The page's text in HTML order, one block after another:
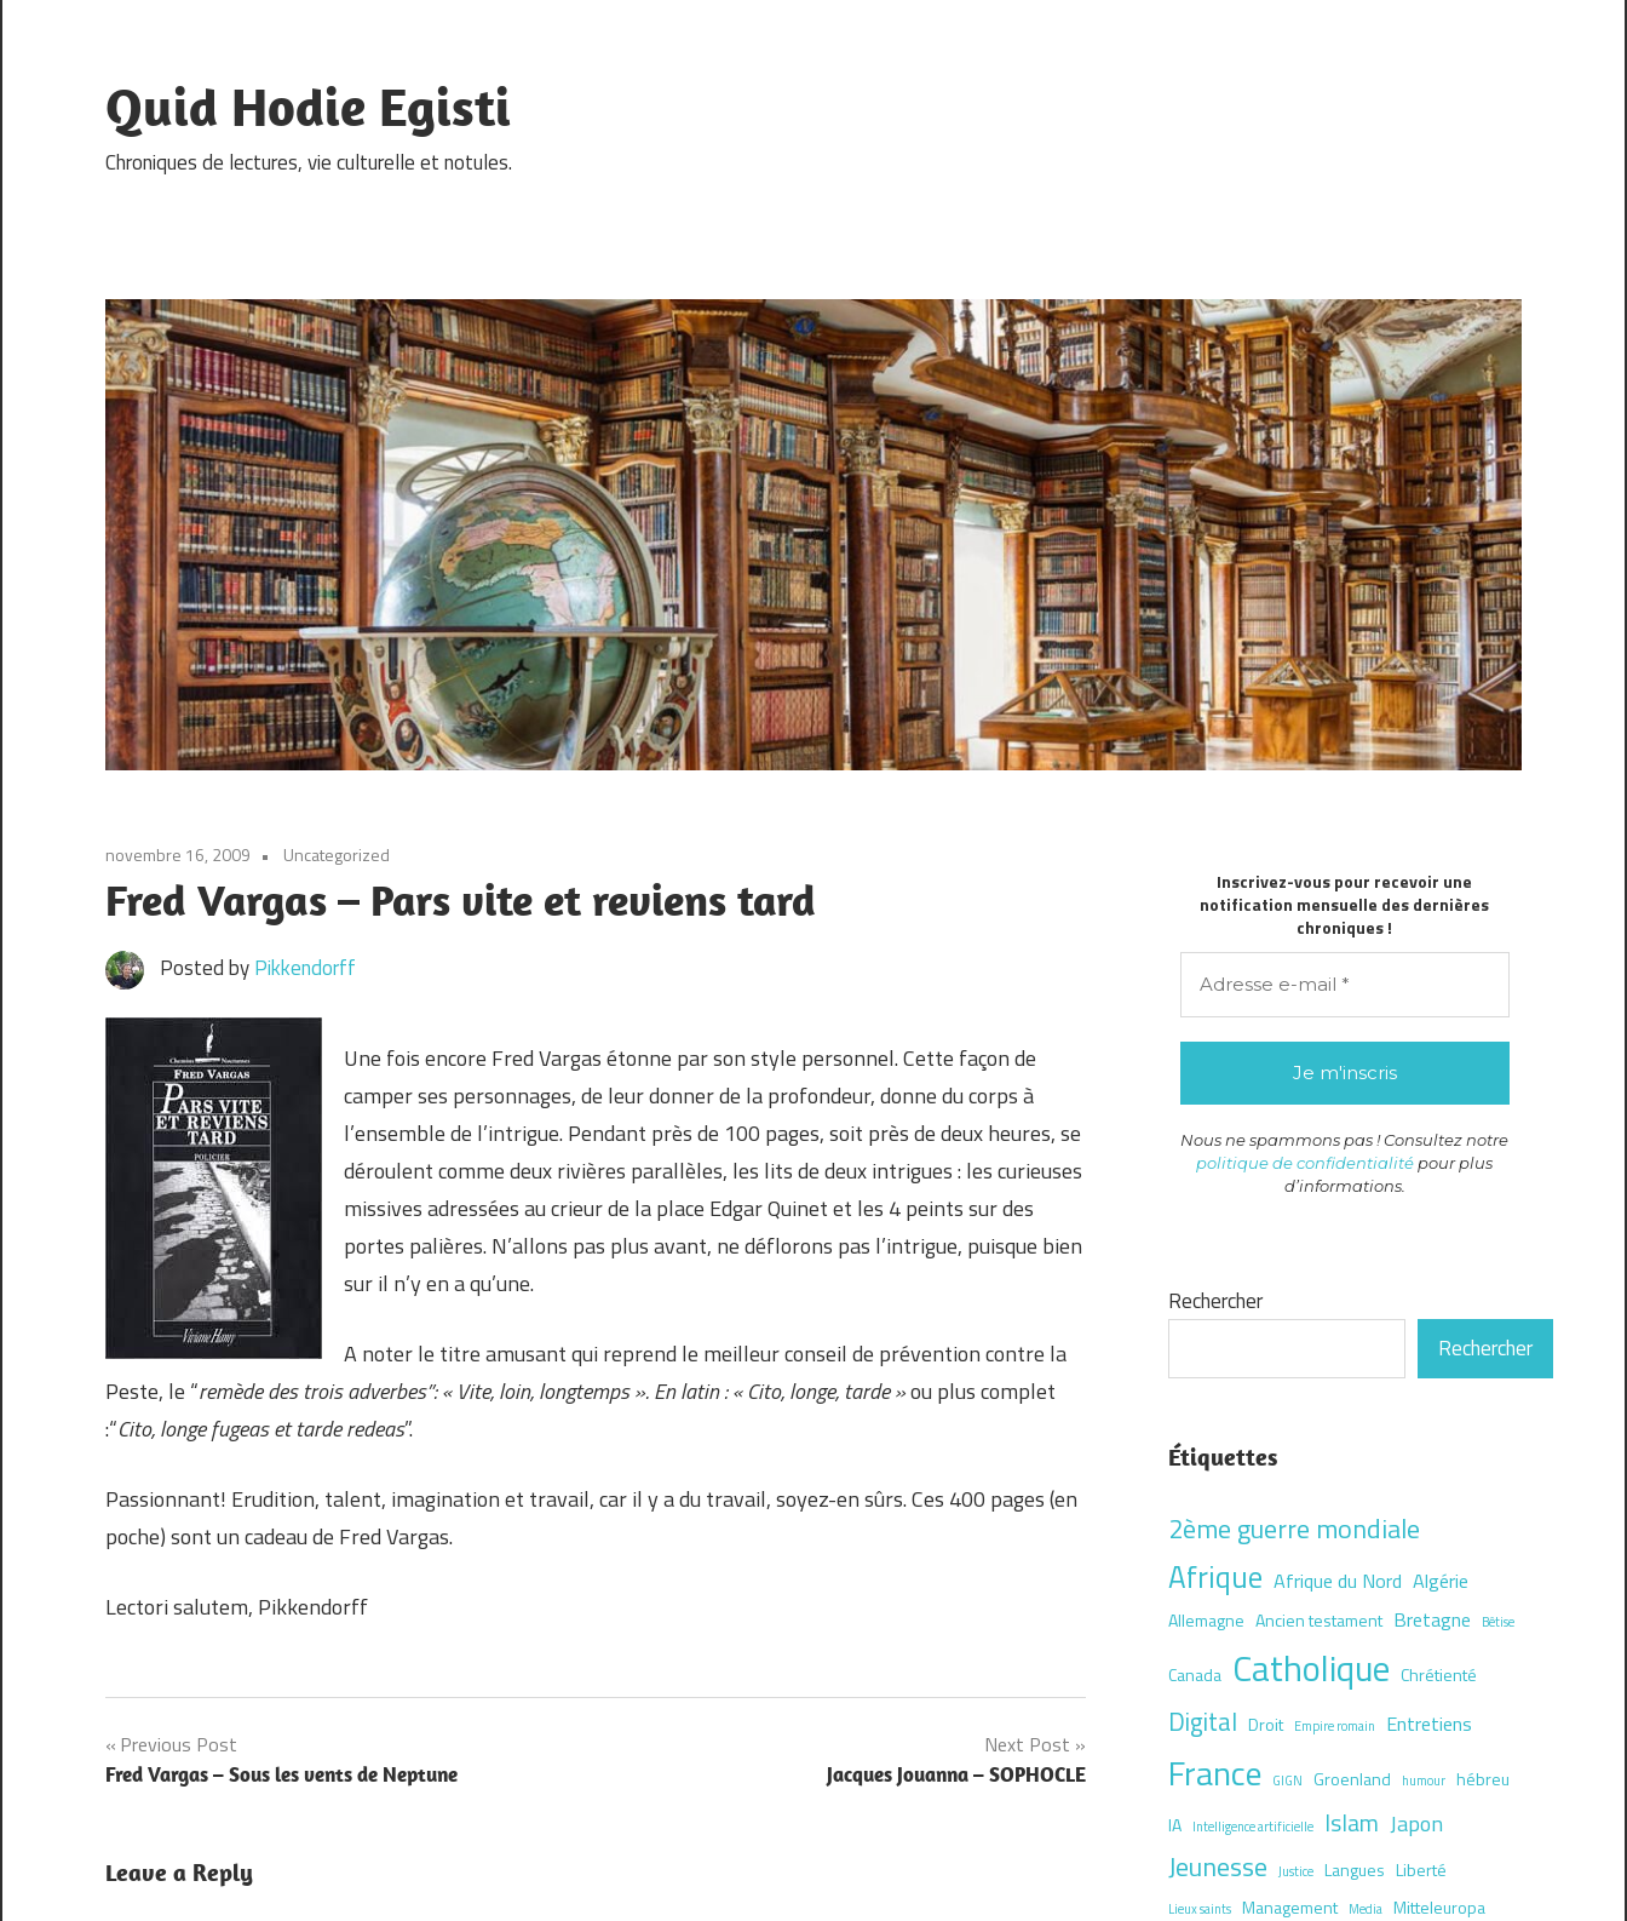
content
Quid Hodie Egisti
Chroniques de lectures, vie culturelle et notules.
novembre 16, 2009 Uncategorized
Fred Vargas – Pars vite et reviens tard
Posted byPikkendorff
Une fois encore Fred Vargas étonne par son style personnel. Cette façon de
camper ses personnages, de leur donner de la profondeur, donne du corps à
l’ensemble de l’intrigue. Pendant près de 100 pages, soit près de deux heures, se
déroulent comme deux rivières parallèles, les lits de deux intrigues : les curieuses
missives adressées au crieur de la place Edgar Quinet et les 4 peints sur des
portes palières. N’allons pas plus avant, ne déflorons pas l’intrigue, puisque bien
sur il n’y en a qu’une.
A noter le titre amusant qui reprend le meilleur conseil de prévention contre la
Peste, le “remède des trois adverbes”: « Vite, loin, longtemps ». En latin : « Cito, longe, tarde »ou plus complet
:“Cito, longe fugeas et tarde redeas”.
Passionnant! Erudition, talent, imagination et travail, car il y a du travail, soyez-en sûrs. Ces 400 pages (en
poche) sont un cadeau de Fred Vargas.
Lectori salutem, Pikkendorff
Navigation
de
Previous Post
Fred Vargas – Sous les vents de Neptune
Next Post
Jacques Jouanna – SOPHOCLE
Leave a Reply
Inscrivez-vous pour recevoir une
notification mensuelle des dernières
chroniques !
Nous ne spammons pas ! Consultez notre
politique de confidentialité pour plus
d’informations.
Rechercher
Rechercher
Étiquettes
2ème guerre mondiale
Afrique Afrique du Nord Algérie
Allemagne Ancien testament Bretagne Bêtise
Canada Catholique Chrétienté
Digital Droit Empire romain Entretiens
France GIGN Groenland humour hébreu
IA
Intelligence artificielle Islam Japon
Jeunesse Justice Langues Liberté
Lieux saints Management Media Mitteleuropa